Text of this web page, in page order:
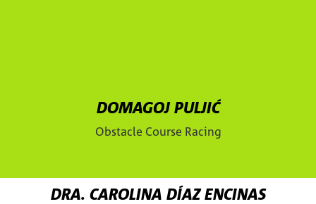
DOMAGOJ PULJIĆ
Obstacle Course Racing
DRA. CAROLINA DÍAZ ENCINAS